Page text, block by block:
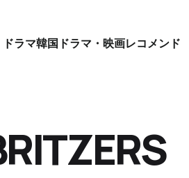
ラマ韓国ドラマ・映画レコメンド